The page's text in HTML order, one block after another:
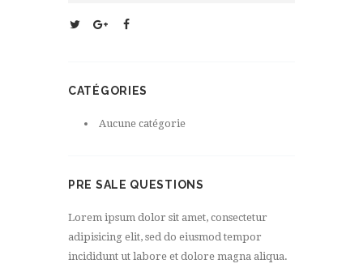
CATÉGORIES
Aucune catégorie
PRE SALE QUESTIONS
Lorem ipsum dolor sit amet, consectetur
adipisicing elit, sed do eiusmod tempor
incididunt ut labore et dolore magna aliqua.